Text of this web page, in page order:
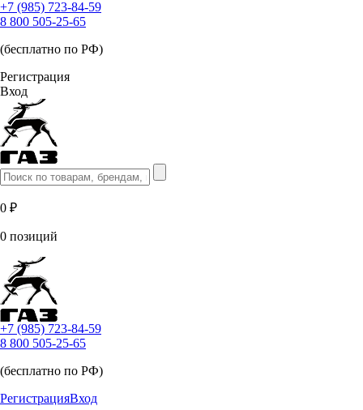
+7 (985) 723-84-59
8 800 505-25-65
(бесплатно по РФ)
Регистрация
Вход
0 ₽
0 позиций
+7 (985) 723-84-59
8 800 505-25-65
(бесплатно по РФ)
РегистрацияВход